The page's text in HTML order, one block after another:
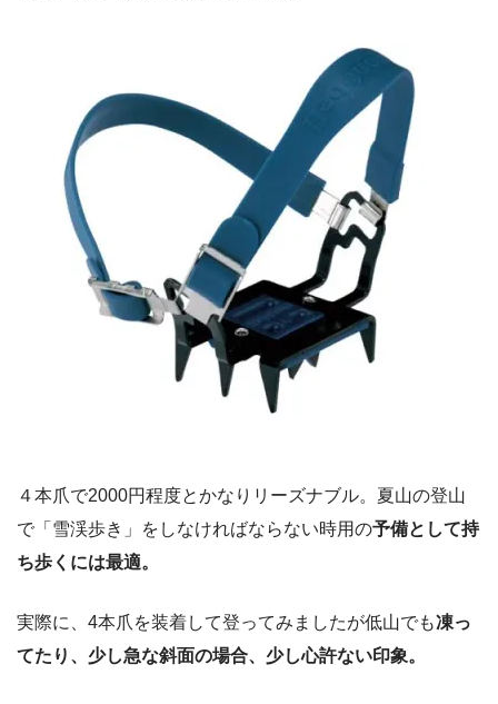
４本爪で2000円程度とかなりリーズナブル。夏山の登山
で「雪渓歩き」をしなければならない時用の予備として持
ち歩くには最適。
実際に、4本爪を装着して登ってみましたが低山でも凍っ
てたり、少し急な斜面の場合、少し心許ない印象。